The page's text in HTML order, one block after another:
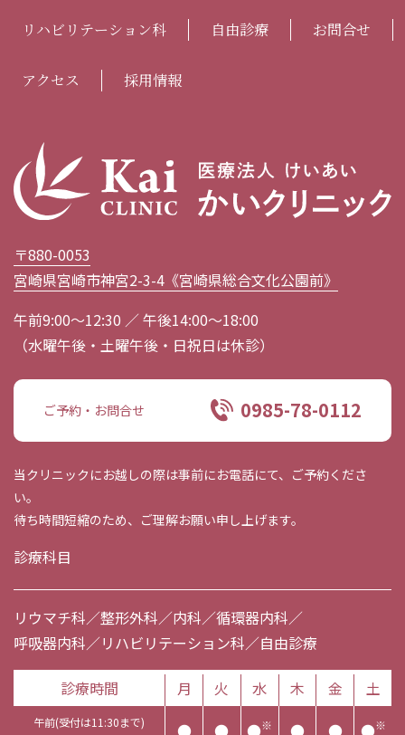
リハビリテーション科 自由診療 お問合せ
アクセス 採用情報
〒880-0053
宮崎県宮崎市神宮2-3-4《宮崎県総合文化公園前》
午前9:00〜12:30 ／ 午後14:00〜18:00
（水曜午後・土曜午後・日祝日は休診）
ご予約・お問合せ 0985-78-0112
当クリニックにお越しの際は事前にお電話にて、ご予約くださ
い。
待ち時間短縮のため、ご理解お願い申し上げます。
診療科目
リウマチ科／整形外科／内科／循環器内科／
呼吸器内科／リハビリテーション科／自由診療
診療時間 月 火 水 木 金 土
午前(受付は11:30まで)
● ● ●※ ● ● ●※